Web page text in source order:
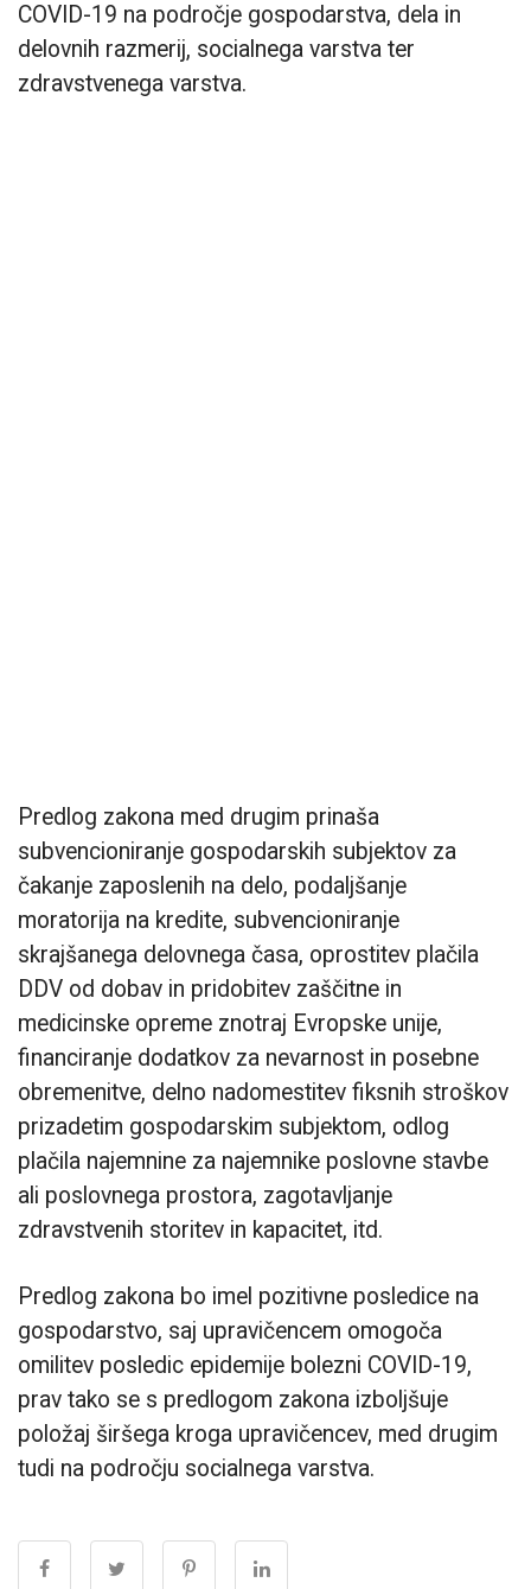
COVID-19 na področje gospodarstva, dela in
delovnih razmerij, socialnega varstva ter
zdravstvenega varstva.
Predlog zakona med drugim prinaša
subvencioniranje gospodarskih subjektov za
čakanje zaposlenih na delo, podaljšanje
moratorija na kredite, subvencioniranje
skrajšanega delovnega časa, oprostitev plačila
DDV od dobav in pridobitev zaščitne in
medicinske opreme znotraj Evropske unije,
financiranje dodatkov za nevarnost in posebne
obremenitve, delno nadomestitev fiksnih stroškov
prizadetim gospodarskim subjektom, odlog
plačila najemnine za najemnike poslovne stavbe
ali poslovnega prostora, zagotavljanje
zdravstvenih storitev in kapacitet, itd.
Predlog zakona bo imel pozitivne posledice na
gospodarstvo, saj upravičencem omogoča
omilitev posledic epidemije bolezni COVID-19,
prav tako se s predlogom zakona izboljšuje
položaj širšega kroga upravičencev, med drugim
tudi na področju socialnega varstva.